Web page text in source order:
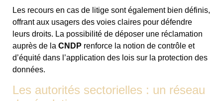
Les recours en cas de litige sont également bien définis,
offrant aux usagers des voies claires pour défendre
leurs droits. La possibilité de déposer une réclamation
auprès de la CNDP renforce la notion de contrôle et
d’équité dans l’application des lois sur la protection des
données.
Les autorités sectorielles : un réseau